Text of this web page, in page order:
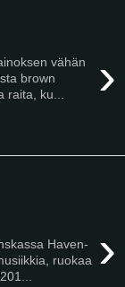
›
vähän
brown
ku...
›
Haven-
ruokaa